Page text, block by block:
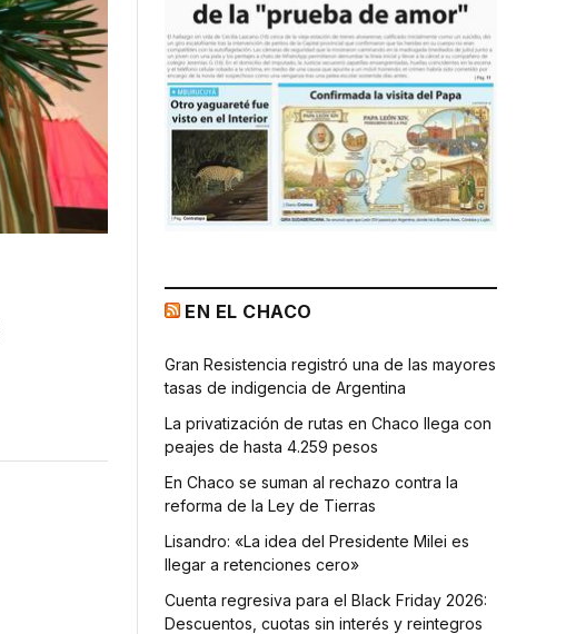
EN EL CHACO
Gran Resistencia registró una de las mayores
tasas de indigencia de Argentina
La privatización de rutas en Chaco llega con
peajes de hasta 4.259 pesos
En Chaco se suman al rechazo contra la
reforma de la Ley de Tierras
Lisandro: «La idea del Presidente Milei es
llegar a retenciones cero»
Cuenta regresiva para el Black Friday 2026:
Descuentos, cuotas sin interés y reintegros